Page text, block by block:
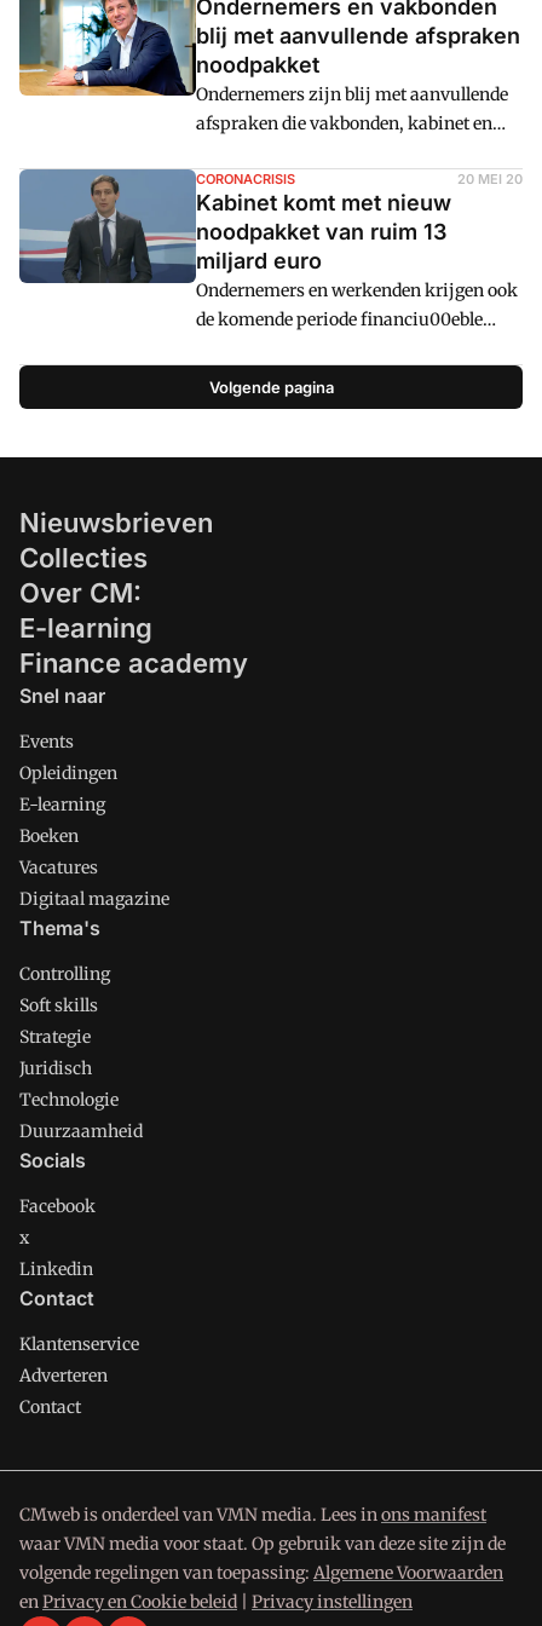
Ondernemers en vakbonden
blij met aanvullende afspraken
noodpakket
Ondernemers zijn blij met aanvullende
afspraken die vakbonden, kabinet en
gemaakt over het tweede noodpakket
voor ondernemers. Dat meldden MKB-
Nederland en VNO-NCW in een reactie
op de aanpassingen.
CORONACRISIS 20 MEI 20
Kabinet komt met nieuw
noodpakket van ruim 13
miljard euro
Ondernemers en werkenden krijgen ook
de komende periode financiu00eble
impact van het coronavirus. Het eerste
noodpakket banen en economie loopt
maatregelen. Dat volgens het kabinet
ondernemers en grootbedrijven
Volgende pagina
Nieuwsbrieven
Collecties
Over CM:
E-learning
Finance academy
Snel naar
Events
Opleidingen
E-learning
Boeken
Vacatures
Digitaal magazine
Thema's
Controlling
Soft skills
Strategie
Juridisch
Technologie
Duurzaamheid
Socials
Facebook
x
Linkedin
Contact
Klantenservice
Adverteren
Contact
CMweb is onderdeel van VMN media. Lees inons manifest
waar VMN media voor staat. Op gebruik van deze site zijn de
volgende regelingen van toepassing: Algemene Voorwaarden
enPrivacy en Cookie beleid Privacy instellingen